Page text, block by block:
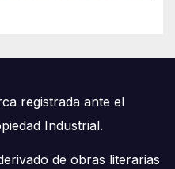
registrada ante el
Industrial.
de obras literarias